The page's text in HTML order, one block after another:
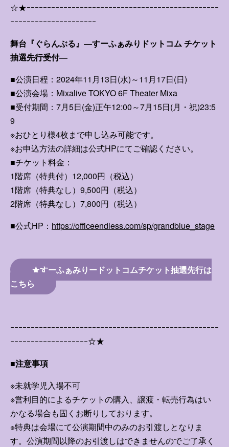
☆★ｰｰｰｰｰｰｰｰｰｰｰｰｰｰｰｰｰｰｰｰｰｰｰｰｰｰｰｰｰｰｰｰｰｰｰｰｰｰｰｰｰｰｰｰｰｰｰ
ｰｰｰｰｰｰｰｰｰｰｰｰｰｰｰｰｰｰｰｰｰ
舞台『ぐらんぶる』―すーふぁみりドットコム チケット
抽選先行受付―
■公演日程：2024年11月13日(水)～11月17日(日)
■公演会場：Mixalive TOKYO 6F Theater Mixa
■受付期間：7月5日(金)正午12:00～7月15日(月・祝)23:5
9
※おひとり様4枚まで申し込み可能です。
※お申込方法の詳細は公式HPにてご確認ください。
■チケット料金：
1階席（特典付）12,000円（税込）
1階席（特典なし）9,500円（税込）
2階席（特典なし）7,800円（税込）
■公式HP： https://officeendless.com/sp/grandblue_stage
★すーふぁみりードットコムチケット抽選先行は
こちら
ｰｰｰｰｰｰｰｰｰｰｰｰｰｰｰｰｰｰｰｰｰｰｰｰｰｰｰｰｰｰｰｰｰｰｰｰｰｰｰｰｰｰｰｰｰｰｰｰｰｰｰ
ｰｰｰｰｰｰｰｰｰｰｰｰｰｰｰｰｰｰｰ☆★
■注意事項
※未就学児入場不可
※営利目的によるチケットの購入、譲渡・転売行為はい
かなる場合も固くお断りしております。
※特典は会場にて公演期間中のみのお引渡しとなりま
す。公演期間以降のお引渡しはできませんのでご了承く